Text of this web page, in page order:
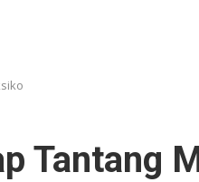
Tantang